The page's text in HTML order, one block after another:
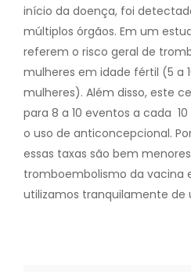
início da doença, foi
múltiplos órgãos. Em um
referem o risco geral de
mulheres em idade fértil (5 a
mulheres). Além disso, este
para 8 a 10 eventos a cada
o uso de anticoncepcional.
essas taxas são bem
tromboembolismo da vacina
utilizamos tranquilamente de